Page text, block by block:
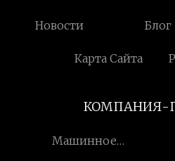
Новости Блог
Карта Сайта
КОМПАНИЯ-
Машинное